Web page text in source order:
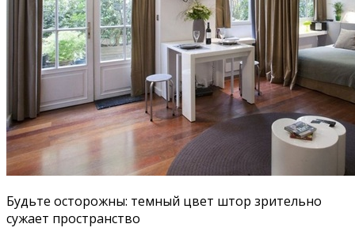
Будьте осторожны: темный цвет штор зрительно
сужает пространство